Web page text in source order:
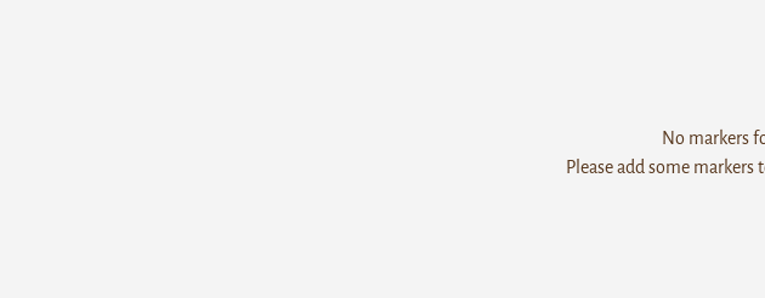
No markers
Please add some markers